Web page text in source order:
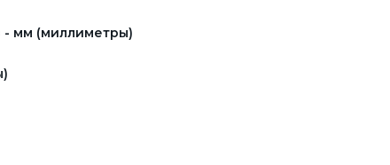
- мм (миллиметры)